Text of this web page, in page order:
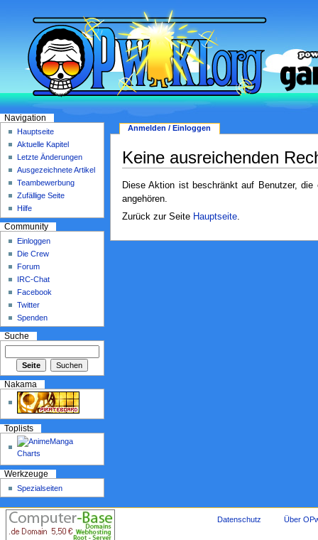
Keine ausreichenden
Diese Aktion ist beschränkt auf Benutzer, die
angehören.
Zurück zur Seite Hauptseite.
Anmelden / Einloggen
Navigation
Hauptseite
Aktuelle Kapitel
Letzte Änderungen
Ausgezeichnete Artikel
Teambewerbung
Zufällige Seite
Hilfe
Community
Einloggen
Die Crew
Forum
IRC-Chat
Facebook
Twitter
Spenden
Suche
Nakama
Toplists
Werkzeuge
Spezialseiten
Datenschutz Über